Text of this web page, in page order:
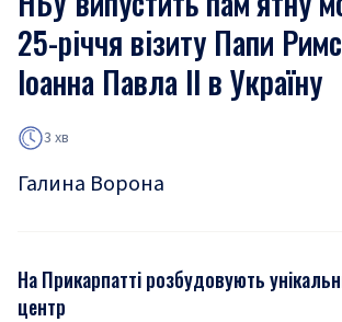
25-річчя візиту Папи
Іоанна Павла ІІ в Україну
3 хв
Галина Ворона
На Прикарпатті розбудовують
центр